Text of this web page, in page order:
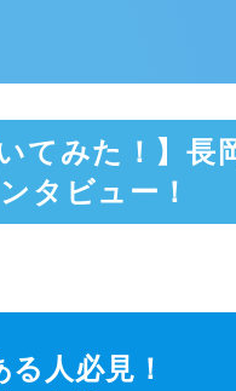
てみた！】長
タビュー！
人必見！